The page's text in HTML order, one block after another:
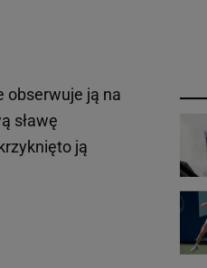
obserwuje ją na
sławę
ją